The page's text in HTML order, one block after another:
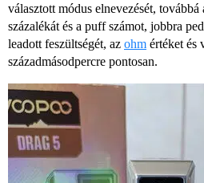
választott módus elnevezését,
százalékát és a puff számot, jobbra
leadott feszültségét, az ohm értéket és
századmásodpercre pontosan.